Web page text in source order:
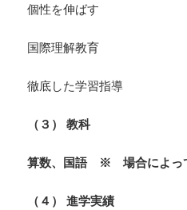
個性を伸ばす
国際理解教育
徹底した学習指導
（３） 教科
算数、国語 ※ 場合によっ
（４） 進学実績